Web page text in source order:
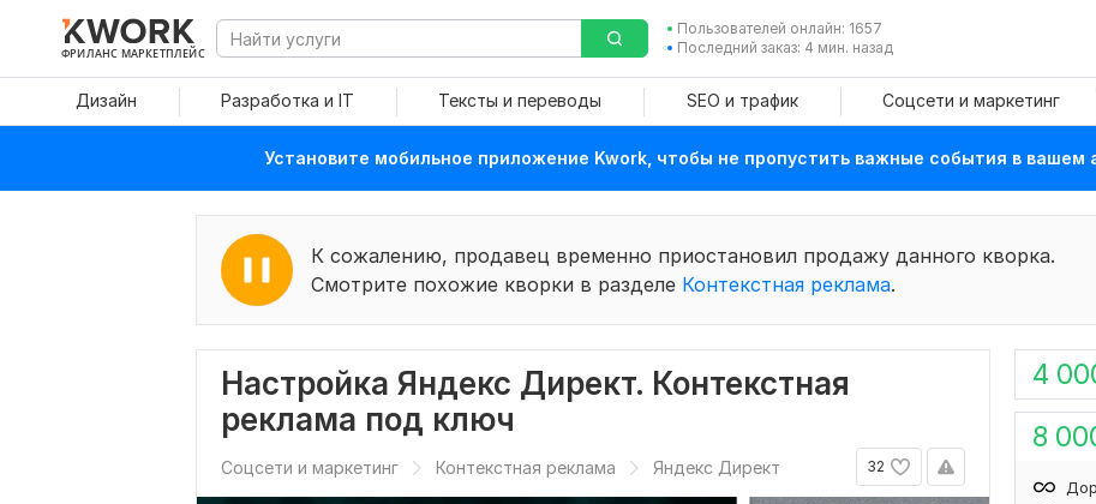
ФРИЛАНС МАРКЕТПЛЕЙС
Пользователей онлайн: 1657
Последний заказ: 4 мин. назад
Дизайн Разработка и IT Тексты и переводы SEO и трафик Соцсети и маркетинг
Установите мобильное приложение Kwork, чтобы не пропустить важные события в вашем
К сожалению, продавец временно приостановил продажу данного кворка.
Смотрите похожие кворки в разделе Контекстная реклама.
Настройка Яндекс Директ. Контекстная
реклама под ключ
32
Соцсети и маркетинг Контекстная реклама Яндекс Директ
4
8